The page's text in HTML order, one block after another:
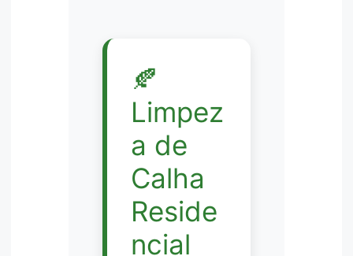
🍂
Limpez
a de
Calha
Reside
ncial